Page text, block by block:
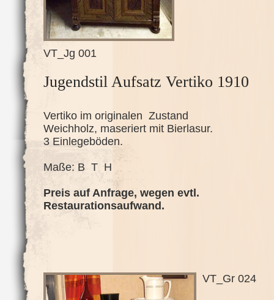
VT_Jg 001
Jugendstil Aufsatz Vertiko 1910
Vertiko im originalen Zustand
Weichholz, maseriert mit Bierlasur.
3 Einlegeböden.
Maße: B T H
Preis auf Anfrage, wegen evtl.
Restaurationsaufwand.
VT_Gr 024